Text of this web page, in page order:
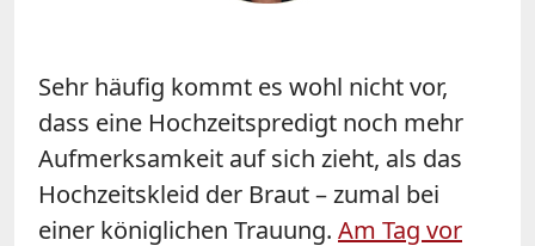
Sehr häufig kommt es wohl nicht vor,
dass eine Hochzeitspredigt noch mehr
Aufmerksamkeit auf sich zieht, als das
Hochzeitskleid der Braut – zumal bei
einer königlichen Trauung. Am Tag vor